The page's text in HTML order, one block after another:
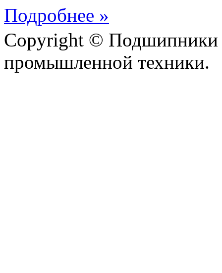
Подробнее »
Copyright © Подшипники
промышленной техники.